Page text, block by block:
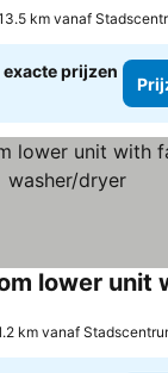
km vanaf
prijzen
km vanaf